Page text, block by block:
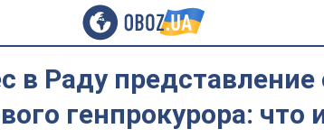
в Раду представление
генпрокурора: что